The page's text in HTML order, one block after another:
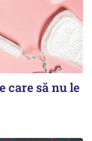
care să nu le